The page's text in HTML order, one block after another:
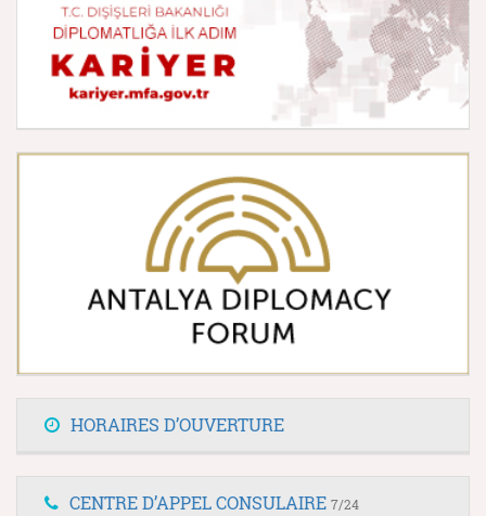
HORAIRES D’OUVERTURE
CENTRE D’APPEL CONSULAIRE 7/24